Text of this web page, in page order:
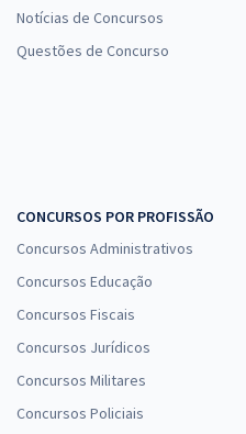
Notícias de Concursos
Questões de Concurso
CONCURSOS POR PROFISSÃO
Concursos Administrativos
Concursos Educação
Concursos Fiscais
Concursos Jurídicos
Concursos Militares
Concursos Policiais